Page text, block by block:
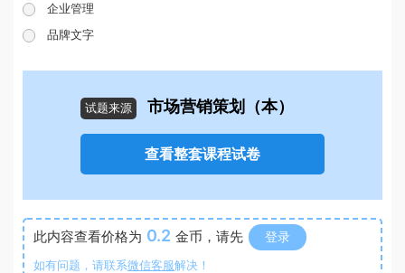
企业管理
品牌文字
试题来源 市场营销策划（本）
查看整套课程试卷
此内容查看价格为 0.2 金币，请先 登录
如有问题，请联系微信客服解决！